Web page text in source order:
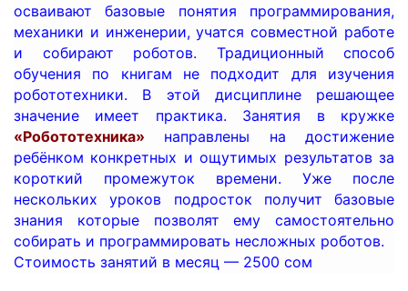
осваивают базовые понятия программирования,
механики и инженерии, учатся совместной работе
и собирают роботов. Традиционный способ
обучения по книгам не подходит для изучения
робототехники. В этой дисциплине решающее
значение имеет практика. Занятия в кружке
«Робототехника» направлены на достижение
ребёнком конкретных и ощутимых результатов за
короткий промежуток времени. Уже после
нескольких уроков подросток получит базовые
знания которые позволят ему самостоятельно
собирать и программировать несложных роботов.
Стоимость занятий в месяц — 2500 сом